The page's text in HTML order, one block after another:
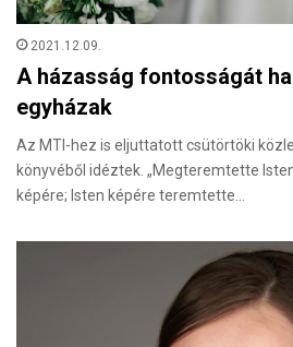
2021.12.09.
A házasság fontosságát
egyházak
Az MTI-hez is eljuttatott csütörtöki
könyvéből idéztek. „Megteremtette
képére; Isten képére teremtette…